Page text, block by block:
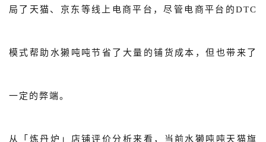
局了天猫、京东等线上电商平台，尽管电商平台的DTC
模式帮助水獭吨吨节省了大量的铺货成本，但也带来了
一定的弊端。
从「炼丹炉」店铺评价分析来看，当前水獭吨吨天猫旗